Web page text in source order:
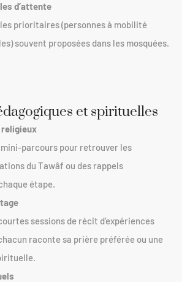
d’attente
prioritaires (personnes à mobilité
souvent proposées dans les mosquées.
et spirituelles
parcours pour retrouver les
du Tawâf ou des rappels
étape.
sessions de récit d’expériences
raconte sa prière préférée ou une